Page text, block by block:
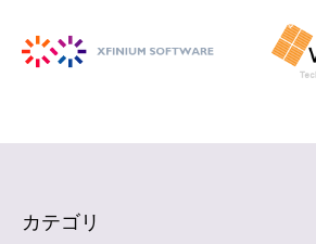
PowerPoint から HTML5 形式の e ラ
ーニング コンテンツを作成
カテゴリ